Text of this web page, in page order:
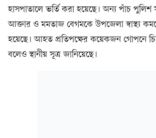
হাসপাতালে ভর্তি করা হয়েছে। অন্য পাঁচ পুলিশ
আক্তার ও মমতাজ বেগমকে উপজেলা স্বাস্থ্য
হয়েছে। আহত প্রতিপক্ষের কয়েকজন গোপনে
বলেও স্থানীয় সূত্র জানিয়েছে।